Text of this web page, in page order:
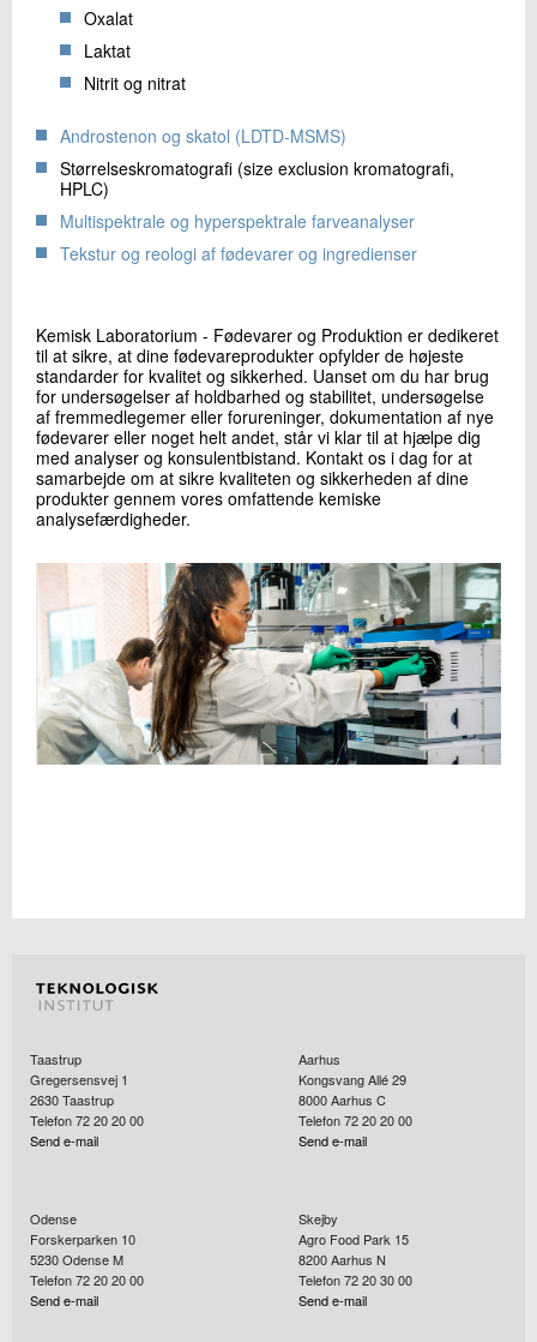
Oxalat
Laktat
Nitrit og nitrat
Androstenon og skatol (LDTD-MSMS)
Størrelseskromatografi (size exclusion kromatografi,
HPLC)
Multispektrale og hyperspektrale farveanalyser
Tekstur og reologi af fødevarer og ingredienser
Kemisk Laboratorium - Fødevarer og Produktion er dedikeret
til at sikre, at dine fødevareprodukter opfylder de højeste
standarder for kvalitet og sikkerhed. Uanset om du har brug
for undersøgelser af holdbarhed og stabilitet, undersøgelse
af fremmedlegemer eller forureninger, dokumentation af nye
fødevarer eller noget helt andet, står vi klar til at hjælpe dig
med analyser og konsulentbistand. Kontakt os i dag for at
samarbejde om at sikre kvaliteten og sikkerheden af dine
produkter gennem vores omfattende kemiske
analysefærdigheder.
Taastrup
Gregersensvej 1
2630Taastrup
Telefon 72 20 20 00
Send e-mail
Aarhus
Kongsvang Allé 29
8000Aarhus C
Telefon 72 20 20 00
Send e-mail
Odense
Forskerparken 10
5230Odense M
Telefon 72 20 20 00
Send e-mail
Skejby
Agro Food Park 15
8200Aarhus N
Telefon 72 20 30 00
Send e-mail